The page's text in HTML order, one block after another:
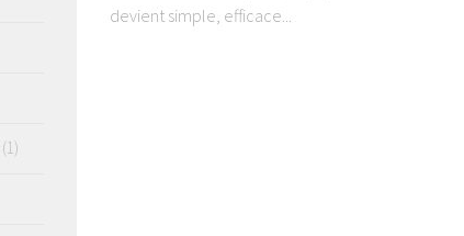
devient simple, efficace...
(1)